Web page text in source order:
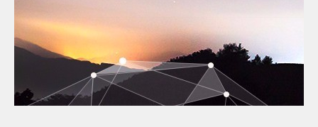
联系我们
快速通道